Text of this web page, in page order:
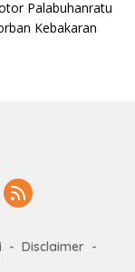
Palabuhanratu
Kebakaran
Disclaimer